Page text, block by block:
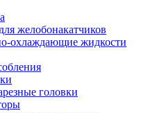
желобонакатчиков
охлаждающие жидкости
головки